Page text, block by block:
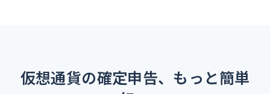
仮想通貨の確定申告、もっと簡単